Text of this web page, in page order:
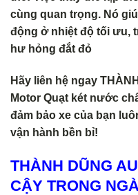
cùng quan trọng. Nó
động ở nhiệt độ tối ưu,
hư hỏng đắt đỏ
Hãy liên hệ ngay
Motor Quạt két nước
đảm bảo xe của bạn
vận hành bền bỉ!
THÀNH DŨNG
CẬY TRONG